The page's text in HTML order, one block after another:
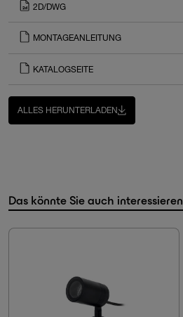
2D/DWG
MONTAGEANLEITUNG
KATALOGSEITE
ALLES HERUNTERLADEN
Das könnte Sie auch interessieren